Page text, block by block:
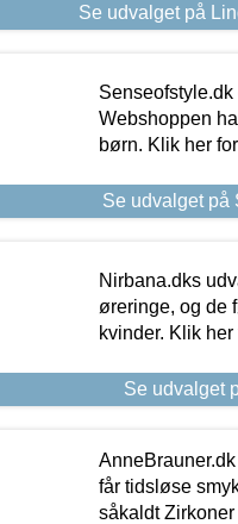
Se udvalget på
Webshoppen
børn. Klik her
Se udvalget på
Nirbana.dks
øreringe, og de
kvinder. Klik
Se udvalget
får tidsløse
såkaldt